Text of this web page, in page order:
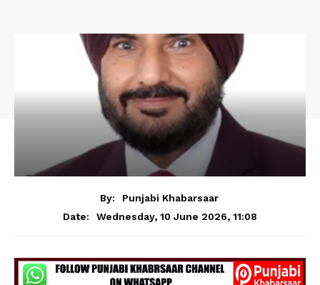
By:
Punjabi Khabarsaar
Date:
Wednesday, 10 June 2026, 11:08